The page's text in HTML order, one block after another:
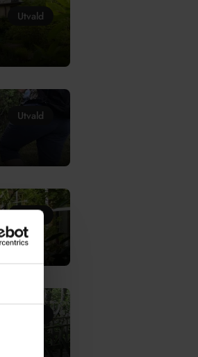
Utvald
Utvald
Utvald